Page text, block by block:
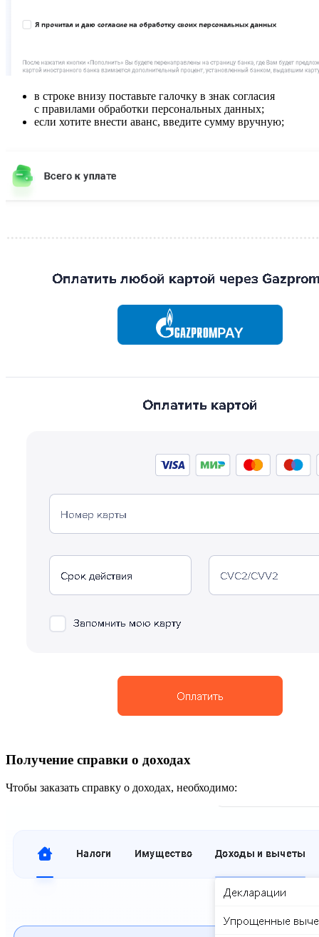
в строке внизу поставьте галочку в знак согласия
с правилами обработки персональных данных;
если хотите внести аванс, введите сумму вручную;
Получение справки о доходах
Чтобы заказать справку о доходах, необходимо: